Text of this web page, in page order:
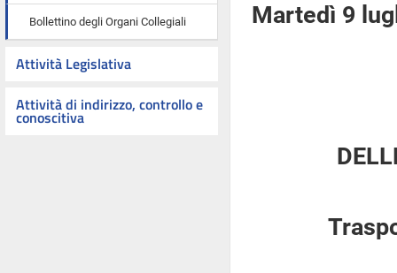
Bollettino degli Organi Collegiali
Attività Legislativa
Attività di indirizzo, controllo e
conoscitiva
Martedì 9